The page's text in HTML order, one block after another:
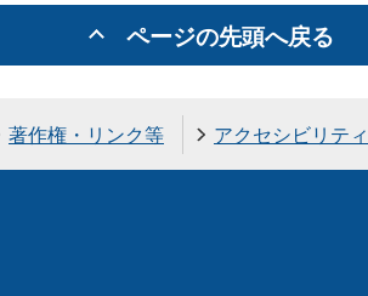
ページの先頭へ戻る
著作権・リンク等 アクセシビリティ